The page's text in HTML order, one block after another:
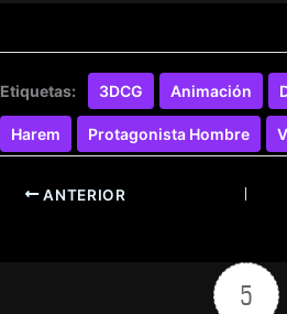
– Traducción
Etiquetas: 3DCG Animación
Harem Protagonista Hombre
ANTERIOR
5